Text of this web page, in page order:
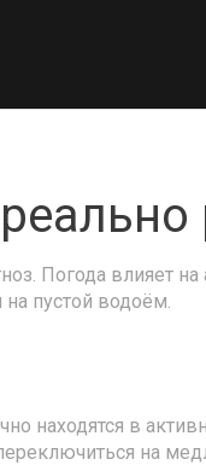
Погода влияет
пустой водоём.
находятся в
на